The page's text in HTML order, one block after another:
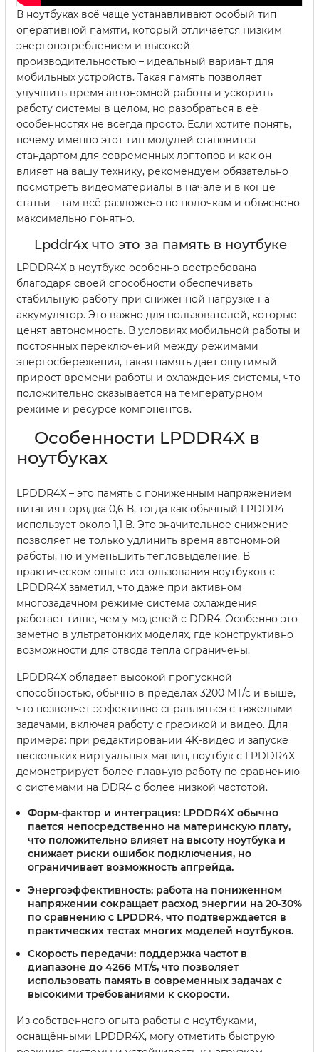
В ноутбуках всё чаще устанавливают особый тип
оперативной памяти, который отличается низким
энергопотреблением и высокой
производительностью – идеальный вариант для
мобильных устройств. Такая память позволяет
улучшить время автономной работы и ускорить
работу системы в целом, но разобраться в её
особенностях не всегда просто. Если хотите понять,
почему именно этот тип модулей становится
стандартом для современных лэптопов и как он
влияет на вашу технику, рекомендуем обязательно
посмотреть видеоматериалы в начале и в конце
статьи – там всё разложено по полочкам и объяснено
максимально понятно.
Lpddr4x что это за память в ноутбуке
LPDDR4X в ноутбуке особенно востребована
благодаря своей способности обеспечивать
стабильную работу при сниженной нагрузке на
аккумулятор. Это важно для пользователей, которые
ценят автономность. В условиях мобильной работы и
постоянных переключений между режимами
энергосбережения, такая память дает ощутимый
прирост времени работы и охлаждения системы, что
положительно сказывается на температурном
режиме и ресурсе компонентов.
Особенности LPDDR4X в
ноутбуках
LPDDR4X – это память с пониженным напряжением
питания порядка 0,6 В, тогда как обычный LPDDR4
использует около 1,1 В. Это значительное снижение
позволяет не только удлинить время автономной
работы, но и уменьшить тепловыделение. В
практическом опыте использования ноутбуков с
LPDDR4X заметил, что даже при активном
многозадачном режиме система охлаждения
работает тише, чем у моделей с DDR4. Особенно это
заметно в ультратонких моделях, где конструктивно
возможности для отвода тепла ограничены.
LPDDR4X обладает высокой пропускной
способностью, обычно в пределах 3200 МТ/с и выше,
что позволяет эффективно справляться с тяжелыми
задачами, включая работу с графикой и видео. Для
примера: при редактировании 4K-видео и запуске
нескольких виртуальных машин, ноутбук с LPDDR4X
демонстрирует более плавную работу по сравнению
с системами на DDR4 с более низкой частотой.
Форм-фактор и интеграция: LPDDR4X обычно
пается непосредственно на материнскую плату,
что положительно влияет на высоту ноутбука и
снижает риски ошибок подключения, но
ограничивает возможность апгрейда.
Энергоэффективность: работа на пониженном
напряжении сокращает расход энергии на 20-30%
по сравнению с LPDDR4, что подтверждается в
практических тестах многих моделей ноутбуков.
Скорость передачи: поддержка частот в
диапазоне до 4266 MT/s, что позволяет
использовать память в современных задачах с
высокими требованиями к скорости.
Из собственного опыта работы с ноутбуками,
оснащёнными LPDDR4X, могу отметить быструю